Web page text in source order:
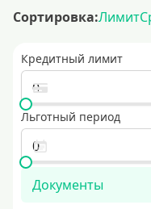
Сортировка:Лимит
Кредитный лимит
Льготный период
Документы